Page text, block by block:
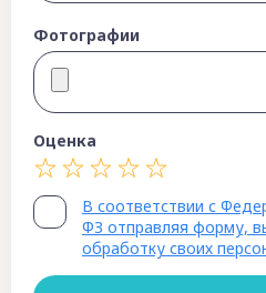
Фотографии
Оценка
В соответствии с
ФЗ отправляя форму,
обработку своих